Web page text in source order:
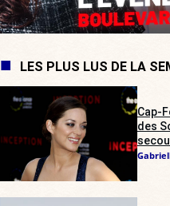
LES PLUS LUS DE LA
Cap-
des